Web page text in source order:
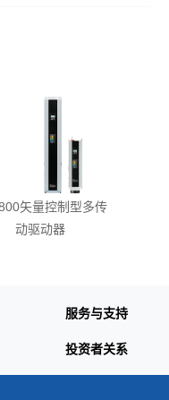
矢量控制型多传
动驱动器
服务与支持
投资者关系